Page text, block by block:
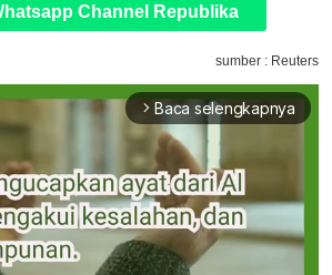
Channel Republika
sumber : Reuters
arrow_forward_ios Baca selengkapnya